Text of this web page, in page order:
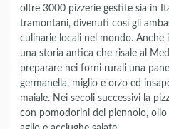
oltre 3000 pizzerie gestite sia in
tramontani, divenuti così gli
culinarie locali nel mondo. Anche
una storia antica che risale al
preparare nei forni rurali una
germanella, miglio e orzo ed
maiale. Nei secoli successivi la
con pomodorini del piennolo,